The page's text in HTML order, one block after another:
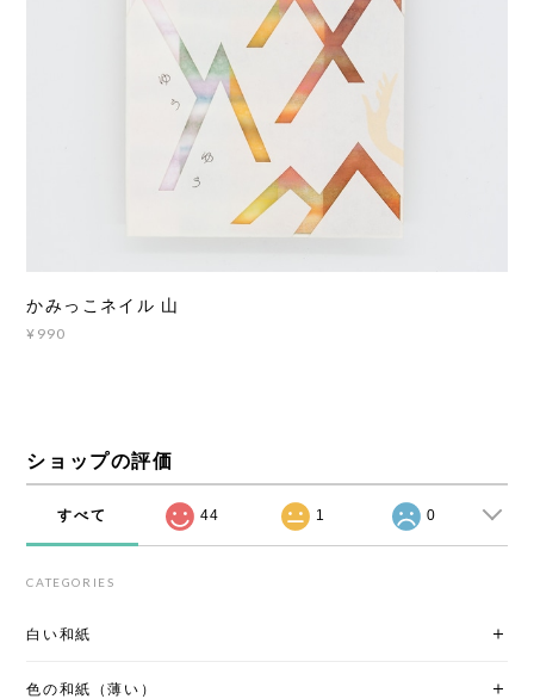
かみっこネイル 山
¥990
ショップの評価
すべて 44 1 0
CATEGORIES
白い和紙
色の和紙（薄い）